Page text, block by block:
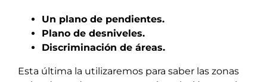
Un plano de pendientes.
Plano de desniveles.
Discriminación de áreas.
Esta última la utilizaremos para saber las zonas